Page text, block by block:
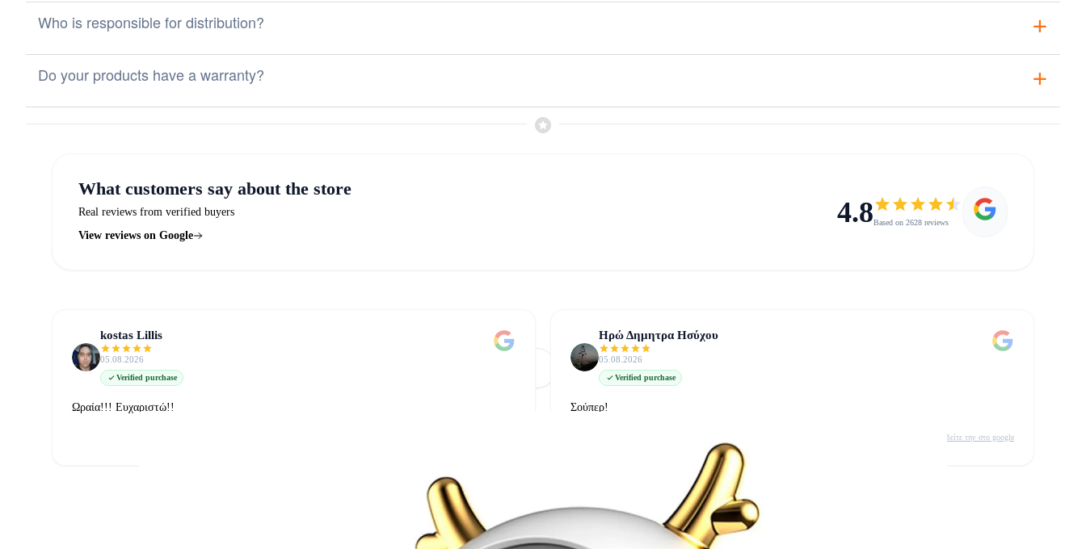
Who is responsible for distribution? +
Do your products have a warranty? +
What customers say about the store
Real reviews from verified buyers
View reviews on Google
4.8Based on 2628 reviews
kostas Lillis
05.08.2026
Verified purchase
Ωραία!!! Ευχαριστώ!!
Ηρώ Δημητρα Ησύχου
05.08.2026
Verified purchase
Σούπερ!
δείτε την στο google
Δείτε όλες στο Google